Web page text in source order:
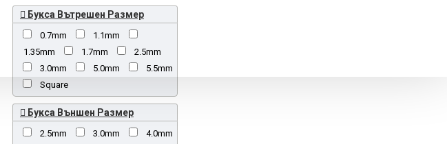
Букса Вътрешен Размер
0.7mm
1.1mm
1.35mm
1.7mm
2.5mm
3.0mm
5.0mm
5.5mm
Square
Букса Външен Размер
2.5mm 3.0mm
4.0mm